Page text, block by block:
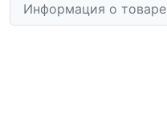
Информация о товаре